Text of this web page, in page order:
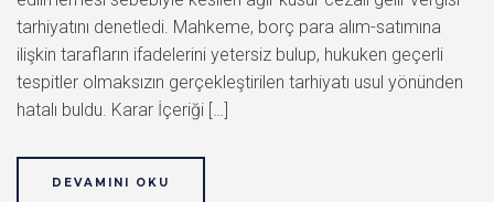
tarhiyatını denetledi. Mahkeme, borç para alım-satımına
ilişkin tarafların ifadelerini yetersiz bulup, hukuken geçerli
tespitler olmaksızın gerçekleştirilen tarhiyatı usul yönünden
hatalı buldu. Karar İçeriği […]
DEVAMINI OKU